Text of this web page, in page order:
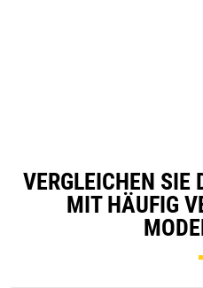
VERGLEICHEN
MIT HÄUFIG